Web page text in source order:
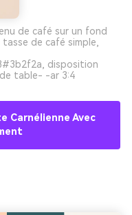
de café sur un fond
de café simple,
disposition
table- -ar 3:4
Carnélienne Avec